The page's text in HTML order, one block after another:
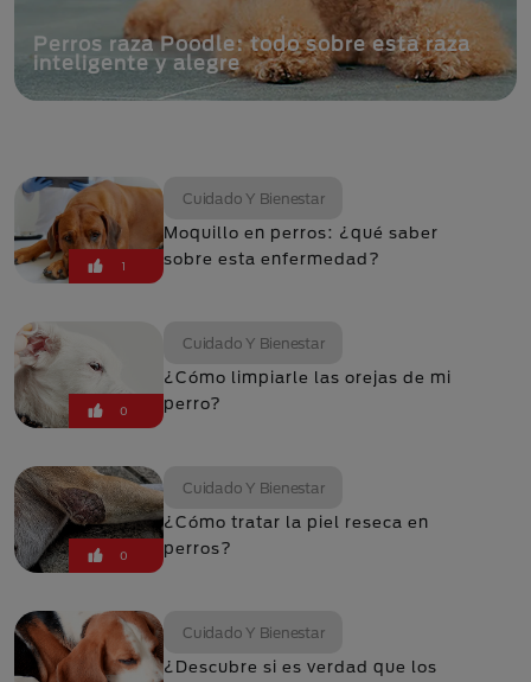
Perros raza Poodle: todo sobre esta raza
inteligente y alegre
1
Cuidado Y Bienestar
Moquillo en perros: ¿qué saber
sobre esta enfermedad?
0
Cuidado Y Bienestar
¿Cómo limpiarle las orejas de mi
perro?
0
Cuidado Y Bienestar
¿Cómo tratar la piel reseca en
perros?
Cuidado Y Bienestar
¿Descubre si es verdad que los